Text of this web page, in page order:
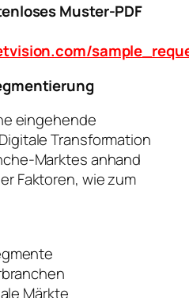
Muster-PDF
eingehende
Transformation
Marktes anhand
Faktoren, wie zum
Märkte